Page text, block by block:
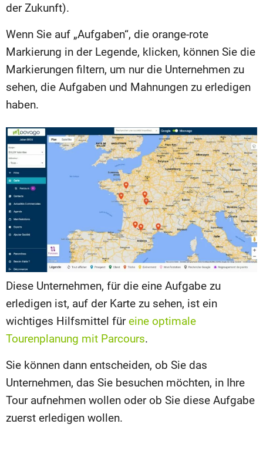
der Zukunft).
Wenn Sie auf „Aufgaben“, die orange-rote
Markierung in der Legende, klicken, können Sie die
Markierungen filtern, um nur die Unternehmen zu
sehen, die Aufgaben und Mahnungen zu erledigen
haben.
Diese Unternehmen, für die eine Aufgabe zu
erledigen ist, auf der Karte zu sehen, ist ein
wichtiges Hilfsmittel füreine optimale
Tourenplanung mit Parcours.
Sie können dann entscheiden, ob Sie das
Unternehmen, das Sie besuchen möchten, in Ihre
Tour aufnehmen wollen oder ob Sie diese Aufgabe
zuerst erledigen wollen.